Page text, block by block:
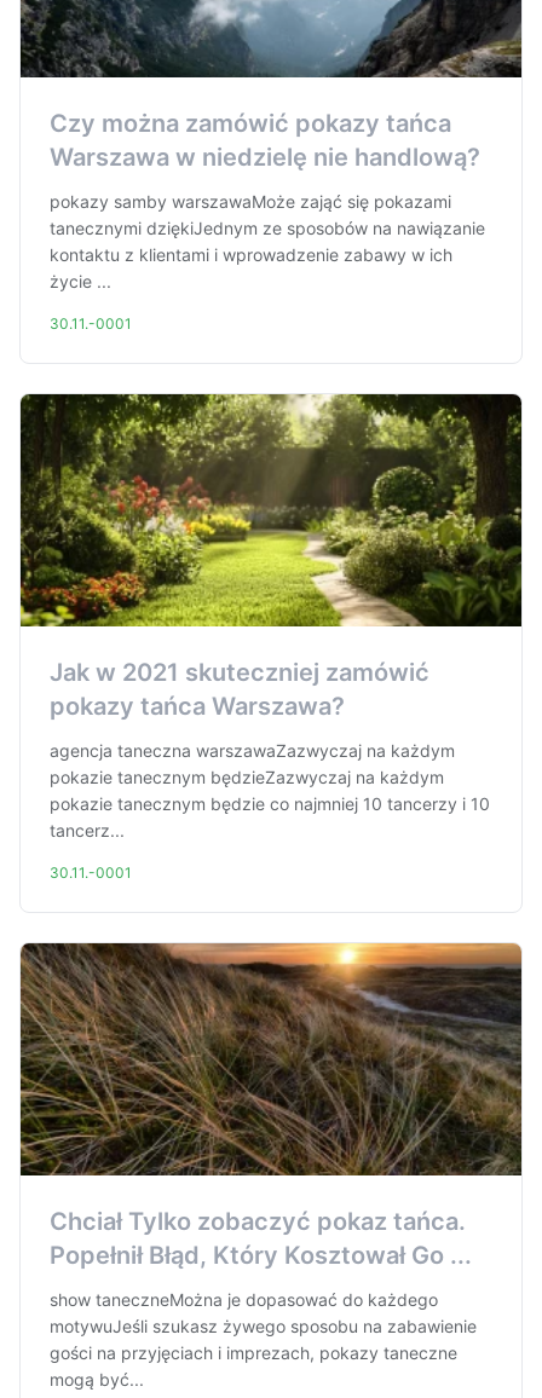
Czy można zamówić pokazy tańca
Warszawa w niedzielę nie handlową?
pokazy samby warszawaMoże zająć się pokazami
tanecznymi dziękiJednym ze sposobów na nawiązanie
kontaktu z klientami i wprowadzenie zabawy w ich
życie ...
30.11.-0001
Jak w 2021 skuteczniej zamówić
pokazy tańca Warszawa?
agencja taneczna warszawaZazwyczaj na każdym
pokazie tanecznym będzieZazwyczaj na każdym
pokazie tanecznym będzie co najmniej 10 tancerzy i 10
tancerz...
30.11.-0001
Chciał Tylko zobaczyć pokaz tańca.
Popełnił Błąd, Który Kosztował Go ...
show taneczneMożna je dopasować do każdego
motywuJeśli szukasz żywego sposobu na zabawienie
gości na przyjęciach i imprezach, pokazy taneczne
mogą być...